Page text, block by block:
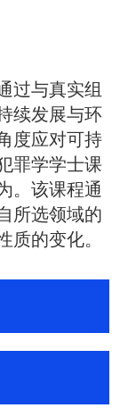
过与真实组
续发展与环
度应对可持
罪学学士课
。该课程通
所选领域的
质的变化。